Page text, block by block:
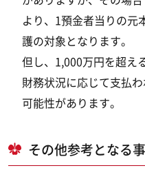
より、1預金者当りの元
護の対象となります。
但し、1,000万円を超え
財務状況に応じて支払
可能性があります。
その他参考となる